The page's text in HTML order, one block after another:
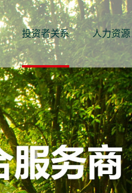
投资者关系 人力资源